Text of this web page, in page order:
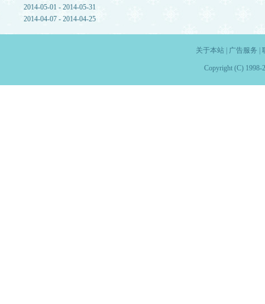
2014-05-01 - 2014-05-31
2014-04-07 - 2014-04-25
关于本站| 广告服务
Copyright (C) 1998-